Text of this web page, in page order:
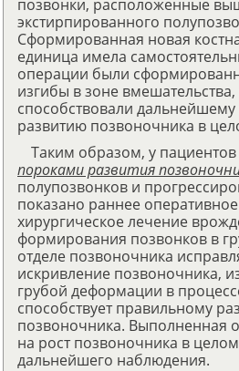
позвонки, расположенные
экстирпированного
Сформированная новая
единица имела
операции были
изгибы в зоне
способствовали
развитию позвоночника в
Таким образом, у пациентов
пороками развития
полупозвонков и
показано раннее
хирургическое лечение
формирования позвонков в
отделе позвоночника
искривление позвоночника,
грубой деформации в
способствует правильному
позвоночника. Выполненная
на рост позвоночника в
дальнейшего наблюдения.